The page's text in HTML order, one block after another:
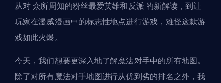
从对众所周知的粉丝最爱英雄和反派 的新解读，到让
玩家在漫威漫画中的标志性地点进行游戏，难怪这款游
戏如此火爆。
今天，我们想要更深入地了解魔法对手中的所有地图。
除了对所有魔法对手地图进行从优到劣的排名之外，我